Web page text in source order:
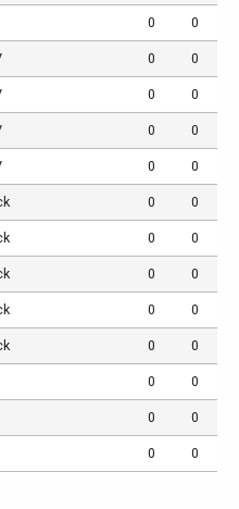
0 0
0 0
0 0
0 0
0 0
0 0
0 0
0 0
0 0
0 0
0 0
0 0
0 0